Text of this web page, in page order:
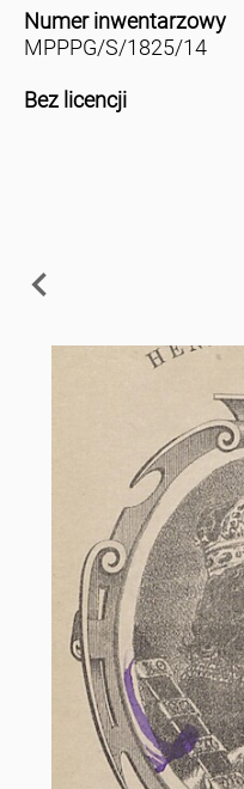
Numer inwentarzowy
MPPPG/S/1825/14
Bez licencji